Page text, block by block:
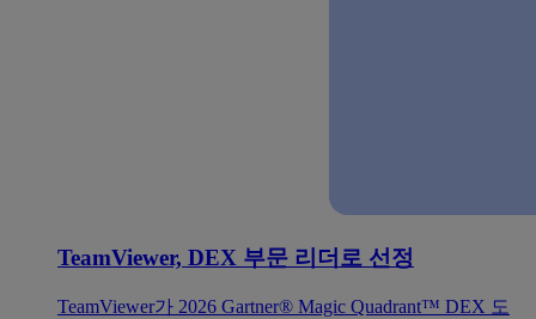
TeamViewer, DEX 부문 리더로 선정
TeamViewer가 2026 Gartner® Magic Quadrant™ DEX 도